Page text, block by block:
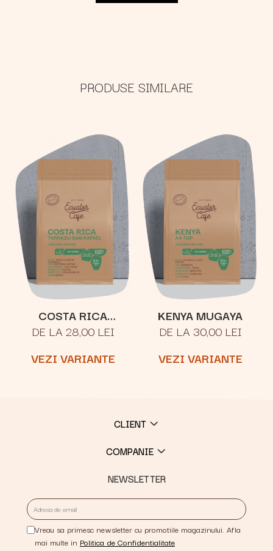
PRODUSE SIMILARE
COSTA RICA
TARRAZU SAN
RAFAEL
DE LA 28,00 LEI
VEZI VARIANTE
KENYA MUGAYA
DE LA 30,00 LEI
VEZI VARIANTE
CLIENT
COMPANIE
NEWSLETTER
Vreau sa primesc newsletter cu promotiile magazinului. Afla
mai multe in Politica de Confidentialitate